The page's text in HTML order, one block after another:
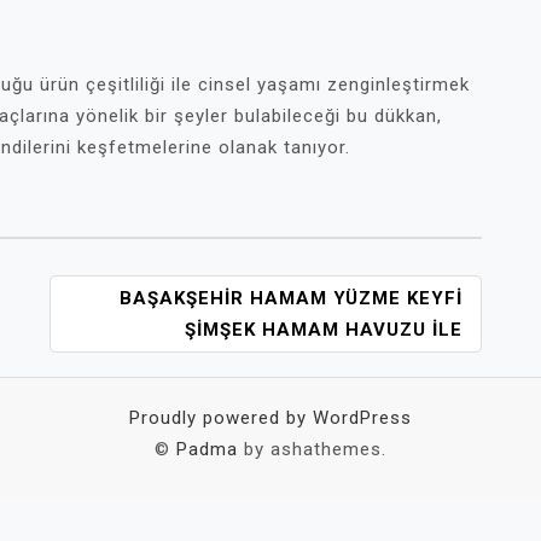
ürün çeşitliliği ile cinsel yaşamı zenginleştirmek
yönelik bir şeyler bulabileceği bu dükkan,
keşfetmelerine olanak tanıyor.
BAŞAKŞEHIR HAMAM YÜZME KEYFI
ŞIMŞEK HAMAM HAVUZU ILE
Proudly powered by WordPress
© Padma by ashathemes.